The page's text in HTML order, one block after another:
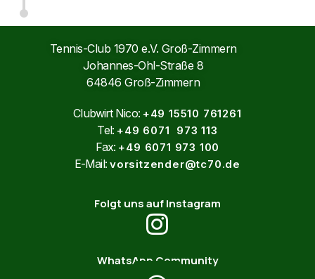
Tennis-Club 1970 e.V. Groß-Zimmern
Johannes-Ohl-Straße 8
64846 Groß-Zimmern
Clubwirt Nico: +49 15510 761261
Tel: +49 6071 973 113
Fax: +49 6071 973 100
E-Mail: vorsitzender@tc70.de
Folgt uns auf Instagram
WhatsApp Community